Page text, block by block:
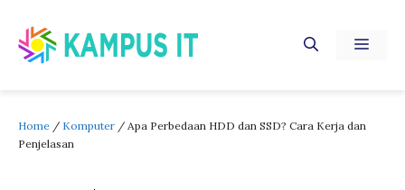
content
Home / Komputer / Apa Perbedaan HDD dan SSD? Cara Kerja dan
Penjelasan